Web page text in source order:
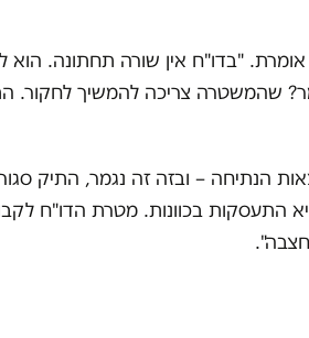
אומרת. "בדו"ח אין שורה תחתונה. הוא
? שהמשטרה צריכה להמשיך לחקור.
הנתיחה – ובזה זה נגמר, התיק
בכוונות. מטרת הדו"ח